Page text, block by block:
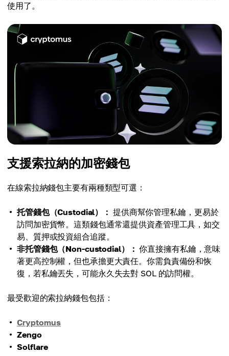
使用了。
支援索拉納的加密錢包
在線索拉納錢包主要有兩種類型可選：
托管錢包（Custodial）： 提供商幫你管理私鑰，更易於
訪問加密貨幣。這類錢包通常還提供資產管理工具，如交
易、質押或投資組合追蹤。
非托管錢包（Non-custodial）： 你直接擁有私鑰，意味
著更高控制權，但也承擔更大責任。你需負責備份和恢
復，若私鑰丟失，可能永久失去對 SOL 的訪問權。
最受歡迎的索拉納錢包包括：
Cryptomus
Zengo
Solflare